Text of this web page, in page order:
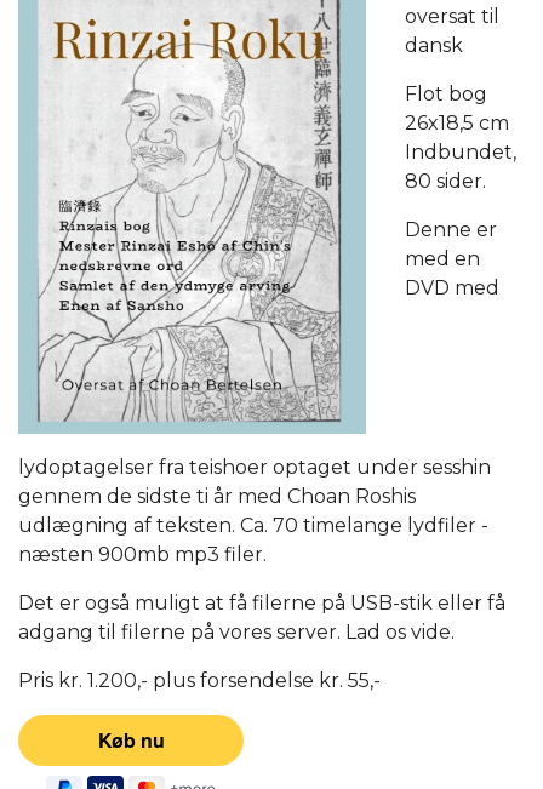
oversat til
dansk
Flot bog
26x18,5 cm
Indbundet,
80 sider.
Denne er
med en
DVD med
lydoptagelser fra teishoer optaget under sesshin
gennem de sidste ti år med Choan Roshis
udlægning af teksten. Ca. 70 timelange lydfiler -
næsten 900mb mp3 filer.
Det er også muligt at få filerne på USB-stik eller få
adgang til filerne på vores server. Lad os vide.
Pris kr. 1.200,- plus forsendelse kr. 55,-